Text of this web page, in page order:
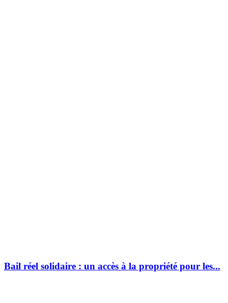
Bail réel solidaire : un accès à la propriété pour les...